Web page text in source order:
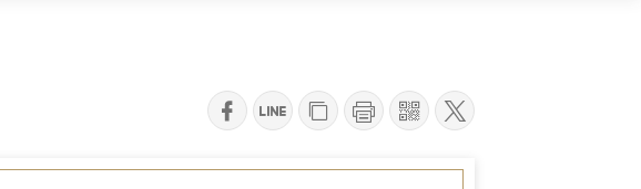
庫
臺灣人權故事教育
聯絡我們
參訪民眾問卷
qrcode